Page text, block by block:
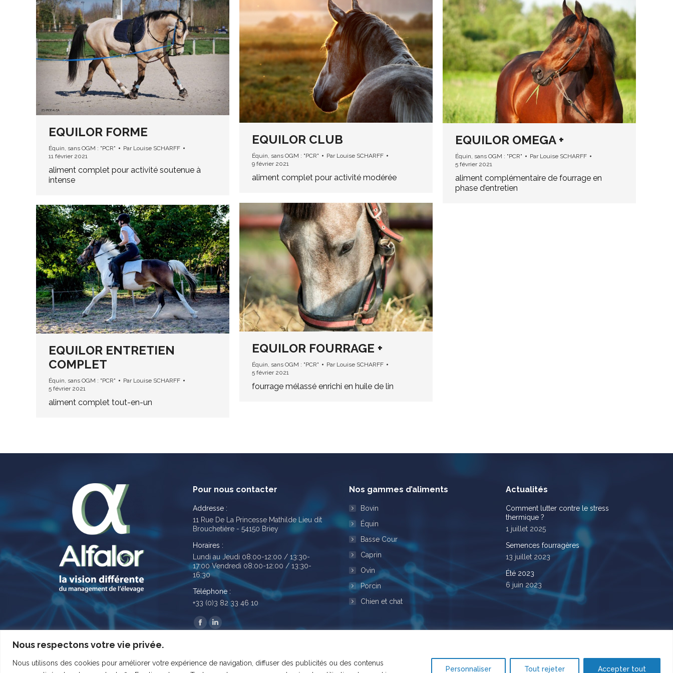
Nous respectons votre vie privée.
Nous utilisons des cookies pour améliorer votre expérience de navigation, diffuser des publicités ou des contenus
Personnaliser Tout rejeter Accepter tout
EQUILOR FORME
Équin sans OGM : "PCR" Par Louise SCHARFF
11 février 2021
aliment complet pour activité soutenue à
intense
EQUILOR CLUB
Équin, sans OGM : "PCR" Par Louise SCHARFF
9 février 2021
aliment complet pour activité modérée
EQUILOR OMEGA +
Équin sans OGM : "PCR" Par Louise SCHARFF
5 février 2021
aliment complémentaire de fourrage en
phase d’entretien
EQUILOR FOURRAGE +
Équin, sans OGM : "PCR" Par Louise SCHARFF
5 février 2021
fourrage mélassé enrichi en huile de lin
EQUILOR ENTRETIEN
COMPLET
Équin, sans OGM : "PCR" Par Louise SCHARFF
5 février 2021
aliment complet tout-en-un
Pour nous contacter
Addresse :
11 Rue De La Princesse Mathilde Lieu dit
Brouchetière - 54150 Briey
Horaires :
Lundi au Jeudi 08:00-12:00 / 13:30-
17:00 Vendredi 08:00-12:00 / 13:30-
16:30
Téléphone :
+33 (0)3 82 33 46 10
Trouvez nous sur :
Facebook
in
LinkedIn
in
Nos gammes d’aliments
Bovin
Équin
Basse Cour
Caprin
Ovin
Porcin
Chien et chat
Actualités
Comment lutter contre le stress
thermique ?
1 juillet 2025
Semences fourragères
13 juillet 2023
Été 2023
6 juin 2023